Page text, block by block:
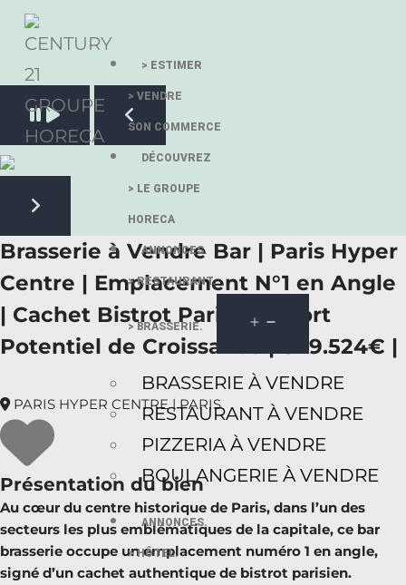
> ESTIMER
> VENDRE
SON COMMERCE
DÉCOUVREZ
> LE GROUPE
HORECA
ANNONCES.
> RESTAURANT.
> BRASSERIE.
BRASSERIE À VENDRE
RESTAURANT À VENDRE
PIZZERIA À VENDRE
BOULANGERIE À VENDRE
ANNONCES.
> HÔTEL.
Pause slide rotation
Resume slide rotation
Previous slide
Next slide
Brasserie à Vendre Bar | Paris Hyper
Centre | Emplacement N°1 en Angle
| Cachet Bistrot Parisien | Fort
Potentiel de Croissance | 649.524€ |
PARIS HYPER CENTRE | PARIS
Présentation du bien
Au cœur du centre historique de Paris, dans l’un des
secteurs les plus emblématiques de la capitale, ce bar
brasserie occupe un emplacement numéro 1 en angle,
signé d’un cachet authentique de bistrot parisien.